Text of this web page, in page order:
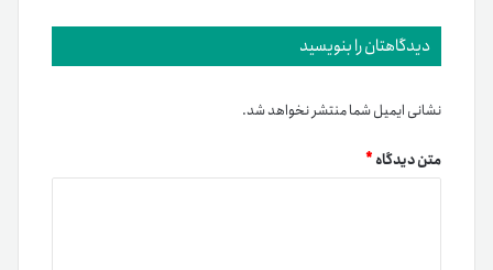
دیدگاهتان را بنویسید
نشانی ایمیل شما منتشر نخواهد شد.
متن دیدگاه*